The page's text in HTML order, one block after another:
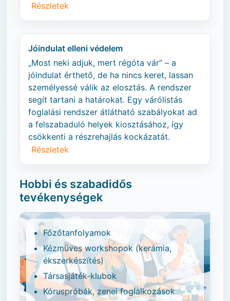
Részletek
Jóindulat elleni védelem
„Most neki adjuk, mert régóta vár” – a
jóindulat érthető, de ha nincs keret, lassan
személyessé válik az elosztás. A rendszer
segít tartani a határokat. Egy várólistás
foglalási rendszer átlátható szabályokat ad
a felszabaduló helyek kiosztásához, így
csökkenti a részrehajlás kockázatát.
Részletek
Hobbi és szabadidős
tevékenységek
Főzőtanfolyamok
Kézműves workshopok (kerámia,
ékszerkészítés)
Társasjáték-klubok
Kóruspróbák, zenei foglalkozások